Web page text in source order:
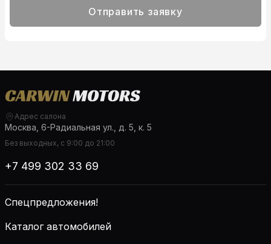
Отправить заявку
Адрес салона
Москва, 6-Радиальная ул., д. 5, к. 5
Без выходных, с 9:00 до 21:00
+7 499 302 33 69
Спецпредложения!
Каталог автомобилей